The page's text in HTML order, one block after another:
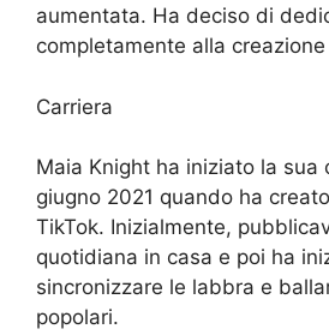
aumentata. Ha deciso di
completamente alla
Carriera
Maia Knight ha iniziato la sua
giugno 2021 quando ha
TikTok. Inizialmente,
quotidiana in casa e poi ha
sincronizzare le labbra e
popolari.